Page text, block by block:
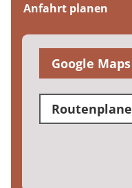
Anfahrt planen
Google